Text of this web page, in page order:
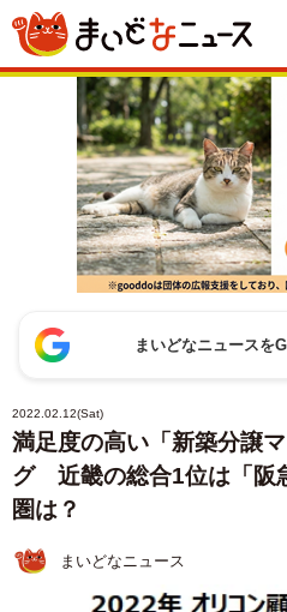
まいどなニュースを
2022.02.12(Sat)
満足度の高い「新築分譲
グ 近畿の総合1位は「阪
圏は？
まいどなニュース